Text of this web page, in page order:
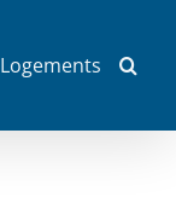
Logements